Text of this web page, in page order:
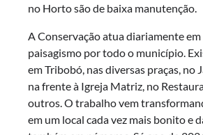
no Horto são de baixa manutenção.
A Conservação atua diariamente em
paisagismo por todo o município.
em Tribobó, nas diversas praças, no
na frente à Igreja Matriz, no
outros. O trabalho vem
em um local cada vez mais bonito e